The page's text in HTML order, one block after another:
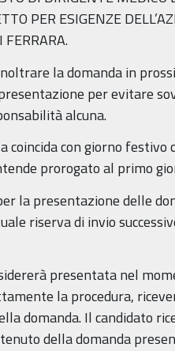
PER ESIGENZE
la domanda in
per evitare
alcuna.
coincida con giorno
prorogato al primo
la presentazione delle
riserva di invio
presentata nel
la procedura,
domanda. Il candidato
della domanda